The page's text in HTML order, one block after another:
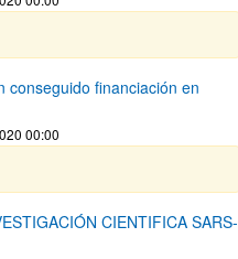
conseguido financiación en
00:00
CIENTIFICA SARS-